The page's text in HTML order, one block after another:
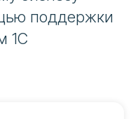
поддержки
1С